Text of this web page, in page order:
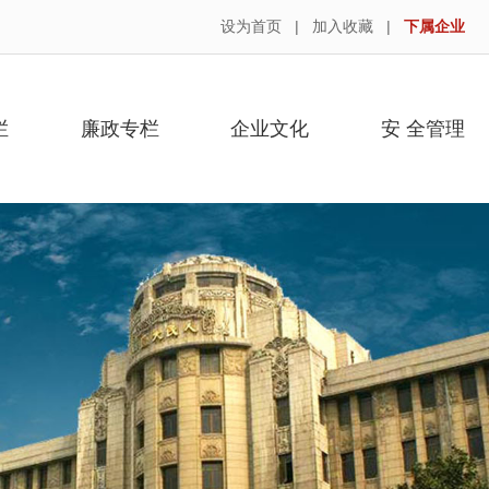
设为首页 | 加入收藏 | 下属企业
廉政专栏 企业文化 安 全管理